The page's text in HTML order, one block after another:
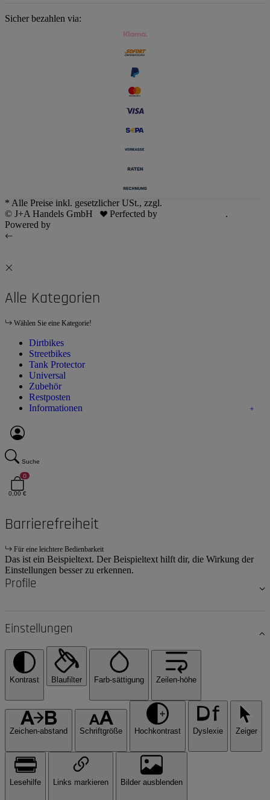
Sicher bezahlen via:
* Alle Preise inkl. gesetzlicher USt., zzgl.
© J+A Handels GmbH
Perfected by
.
Powered by
Alle Kategorien
Wählen Sie eine Kategorie!
Dirtbikes
Streetbikes
Tank Protector
Universal
Zubehör
Restposten
Informationen
Suche
0
0,00 €
Barrierefreiheit
Für eine leichtere Bedienbarkeit
Das ist ein Beispieltext. Der Beispieltext hilft dir, die Wirkung der
Einstellungen besser zu erkennen.
Profile
Einstellungen
Kontrast Blaufilter Farb-sättigung Zeilen-höhe
Zeichen-abstand Schriftgröße Hochkontrast Dyslexie Zeiger
Lesehilfe Links markieren Bilder ausblenden